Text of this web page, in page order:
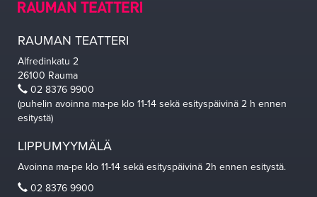
RAUMAN TEATTERI
Alfredinkatu 2
26100 Rauma
02 8376 9900
(puhelin avoinna ma-pe klo 11-14 sekä esityspäivinä 2 h ennen
esitystä)
LIPPUMYYMÄLÄ
Avoinna ma-pe klo 11-14 sekä esityspäivinä 2h ennen esitystä.
02 8376 9900